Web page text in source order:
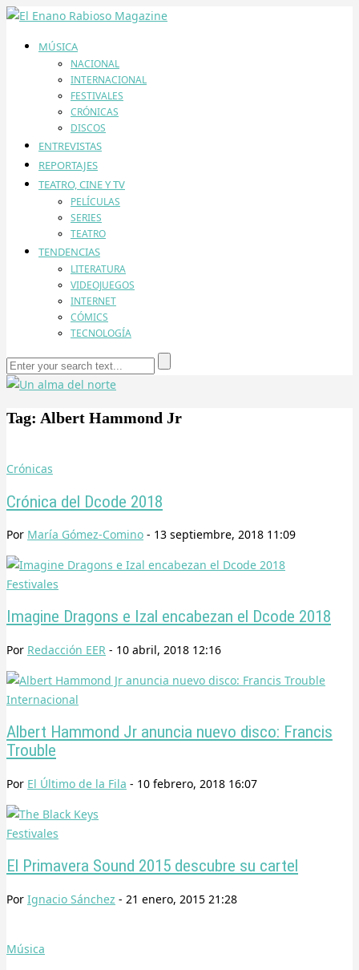
MÚSICA
NACIONAL
INTERNACIONAL
FESTIVALES
CRÓNICAS
DISCOS
ENTREVISTAS
REPORTAJES
TEATRO, CINE Y TV
PELÍCULAS
SERIES
TEATRO
TENDENCIAS
LITERATURA
VIDEOJUEGOS
INTERNET
CÓMICS
TECNOLOGÍA
Tag: Albert Hammond Jr
Crónicas
Crónica del Dcode 2018
Por María Gómez-Comino - 13 septiembre, 2018 11:09
Festivales
Imagine Dragons e Izal encabezan el Dcode 2018
Por Redacción EER - 10 abril, 2018 12:16
Internacional
Albert Hammond Jr anuncia nuevo disco: Francis
Trouble
Por El Último de la Fila - 10 febrero, 2018 16:07
Festivales
El Primavera Sound 2015 descubre su cartel
Por Ignacio Sánchez - 21 enero, 2015 21:28
Música